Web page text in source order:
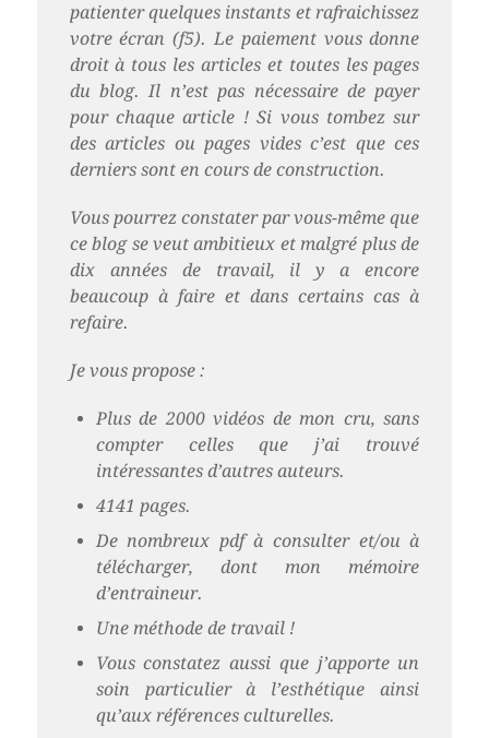
patienter quelques instants et rafraichissez
votre écran (f5). Le paiement vous donne
droit à tous les articles et toutes les pages
du blog. Il n’est pas nécessaire de payer
pour chaque article ! Si vous tombez sur
des articles ou pages vides c’est que ces
derniers sont en cours de construction.
Vous pourrez constater par vous-même que
ce blog se veut ambitieux et malgré plus de
dix années de travail, il y a encore
beaucoup à faire et dans certains cas à
refaire.
Je vous propose :
Plus de 2000 vidéos de mon cru, sans
compter celles que j’ai trouvé
intéressantes d’autres auteurs.
4141 pages.
De nombreux pdf à consulter et/ou à
télécharger, dont mon mémoire
d’entraineur.
Une méthode de travail !
Vous constatez aussi que j’apporte un
soin particulier à l’esthétique ainsi
qu’aux références culturelles.